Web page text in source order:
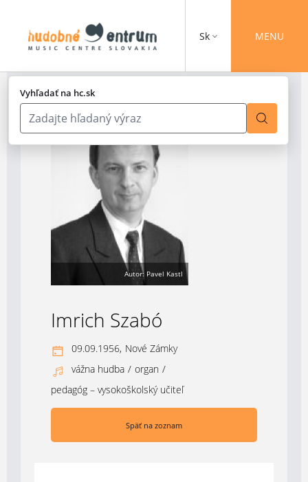
Vyhľadať na hc.sk
Sk MENU
Autor: Pavel Kastl
Imrich Szabó
09.09.1956, Nové Zámky
vážna hudba / organ /
pedagóg – vysokoškolský učiteľ
Späť na zoznam